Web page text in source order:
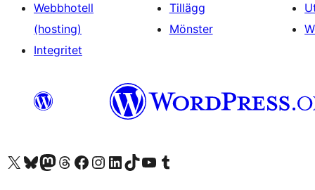
Webbhotell
(hosting)
Integritet
Tillägg
Mönster
Besök vår X-konto (f.d. Twitter)
Besök vårt Bluesky-konto
Besök vårt Mastodon-konto
Besök vårt Thread-konto
Besök vår Facebook-sidaBesök vårt Instagram-konto
Besök vårt LinkedIn-konto
Besök vårt TikTok-konto
Besök vår YouTube-kanalBesök vårt Tumblr-konto